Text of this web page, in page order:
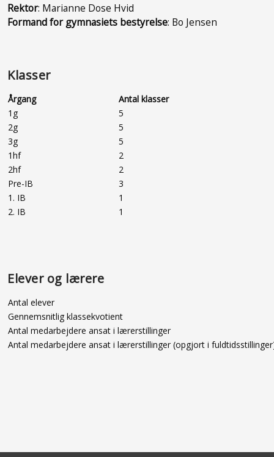
Rektor: Marianne Dose Hvid
Formand for gymnasiets bestyrelse: Bo Jensen
Klasser
Årgang
Antal klasser
1g
5
2g
5
3g
5
1hf
2
2hf
2
Pre-IB
3
1. IB
1
2. IB
1
Elever og lærere
Antal elever
Gennemsnitlig klassekvotient
Antal medarbejdere ansat i lærerstillinger
Antal medarbejdere ansat i lærerstillinger (opgjort i